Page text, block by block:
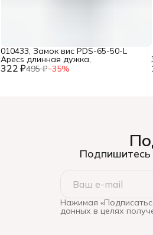
322 ₽495 ₽−35%
010433, Замок вис PDS-65-50-L
Apecs длинная дужка,
Подпишитесь
Нажимая
данных в целях